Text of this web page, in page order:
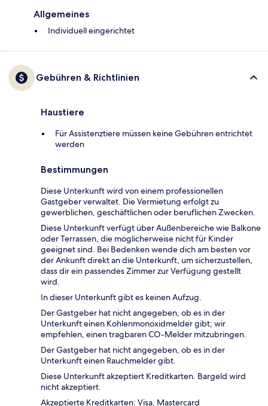
Allgemeines
Individuell eingerichtet
Gebühren & Richtlinien
Haustiere
Für Assistenztiere müssen keine Gebühren entrichtet
werden
Bestimmungen
Diese Unterkunft wird von einem professionellen
Gastgeber verwaltet. Die Vermietung erfolgt zu
gewerblichen, geschäftlichen oder beruflichen Zwecken.
Diese Unterkunft verfügt über Außenbereiche wie Balkone
oder Terrassen, die möglicherweise nicht für Kinder
geeignet sind. Bei Bedenken wende dich am besten vor
der Ankunft direkt an die Unterkunft, um sicherzustellen,
dass dir ein passendes Zimmer zur Verfügung gestellt
wird.
In dieser Unterkunft gibt es keinen Aufzug.
Der Gastgeber hat nicht angegeben, ob es in der
Unterkunft einen Kohlenmonoxidmelder gibt; wir
empfehlen, einen tragbaren CO-Melder mitzubringen.
Der Gastgeber hat nicht angegeben, ob es in der
Unterkunft einen Rauchmelder gibt.
Diese Unterkunft akzeptiert Kreditkarten. Bargeld wird
nicht akzeptiert.
Akzeptierte Kreditkarten: Visa, Mastercard